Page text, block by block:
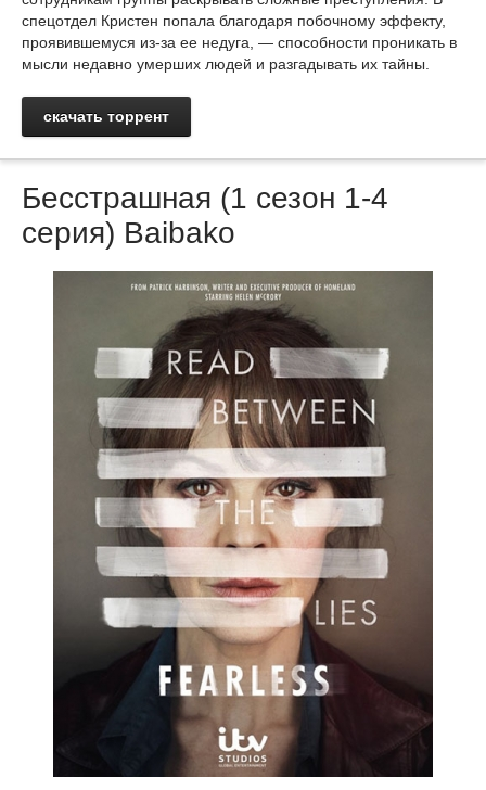
спецотдел Кристен попала благодаря побочному эффекту,
проявившемуся из-за ее недуга, — способности проникать в
мысли недавно умерших людей и разгадывать их тайны.
скачать торрент
Бесстрашная (1 сезон 1-4
серия) Baibako